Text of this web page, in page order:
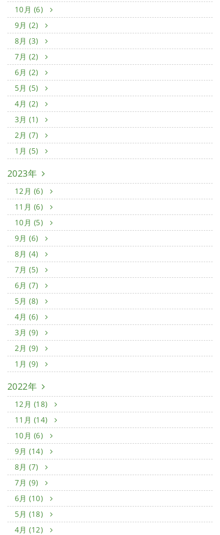
10月 (6)
9月 (2)
8月 (3)
7月 (2)
6月 (2)
5月 (5)
4月 (2)
3月 (1)
2月 (7)
1月 (5)
2023年
12月 (6)
11月 (6)
10月 (5)
9月 (6)
8月 (4)
7月 (5)
6月 (7)
5月 (8)
4月 (6)
3月 (9)
2月 (9)
1月 (9)
2022年
12月 (18)
11月 (14)
10月 (6)
9月 (14)
8月 (7)
7月 (9)
6月 (10)
5月 (18)
4月 (12)